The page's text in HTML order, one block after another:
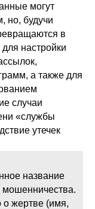
могут
но, будучи
в
настройки
а также для
случаи
«службы
утечек
название
о жертве (имя,